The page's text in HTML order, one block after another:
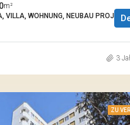
m²
VILLA, WOHNUNG, NEUBAU
3
ZU